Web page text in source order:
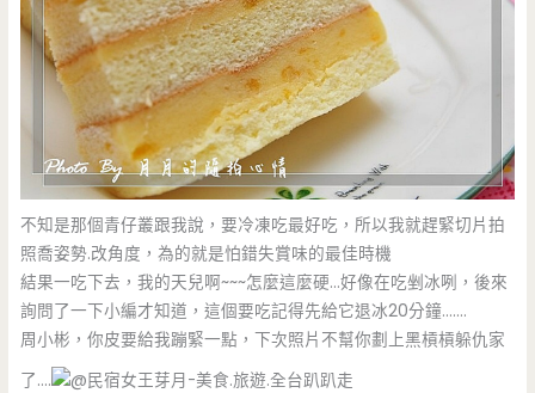
不知是那個青仔叢跟我說，要冷凍吃最好吃，所以我就趕緊切片拍
照喬姿勢.改角度，為的就是怕錯失賞味的最佳時機
結果一吃下去，我的天兒啊~~~怎麼這麼硬…好像在吃剉冰咧，後來
詢問了一下小編才知道，這個要吃記得先給它退冰20分鐘…….
周小彬，你皮要給我蹦緊一點，下次照片不幫你劃上黑槓槓躲仇家
了….